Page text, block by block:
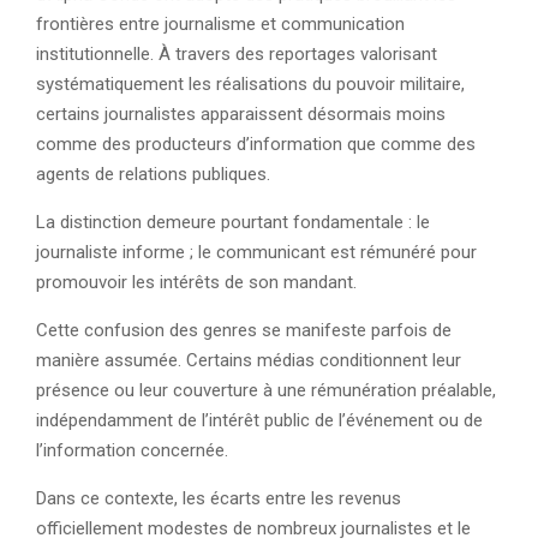
frontières entre journalisme et communication
institutionnelle. À travers des reportages valorisant
systématiquement les réalisations du pouvoir militaire,
certains journalistes apparaissent désormais moins
comme des producteurs d’information que comme des
agents de relations publiques.
La distinction demeure pourtant fondamentale : le
journaliste informe ; le communicant est rémunéré pour
promouvoir les intérêts de son mandant.
Cette confusion des genres se manifeste parfois de
manière assumée. Certains médias conditionnent leur
présence ou leur couverture à une rémunération préalable,
indépendamment de l’intérêt public de l’événement ou de
l’information concernée.
Dans ce contexte, les écarts entre les revenus
officiellement modestes de nombreux journalistes et le